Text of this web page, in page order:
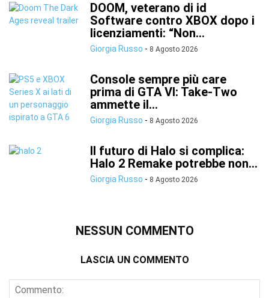
DOOM, veterano di id
Software contro XBOX dopo i
licenziamenti: “Non...
Giorgia Russo - 8 Agosto 2026
Console sempre più care
prima di GTA VI: Take-Two
ammette il...
Giorgia Russo - 8 Agosto 2026
Il futuro di Halo si complica:
Halo 2 Remake potrebbe non...
Giorgia Russo - 8 Agosto 2026
NESSUN COMMENTO
LASCIA UN COMMENTO